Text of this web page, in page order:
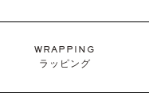
WRAPPING
ラッピング